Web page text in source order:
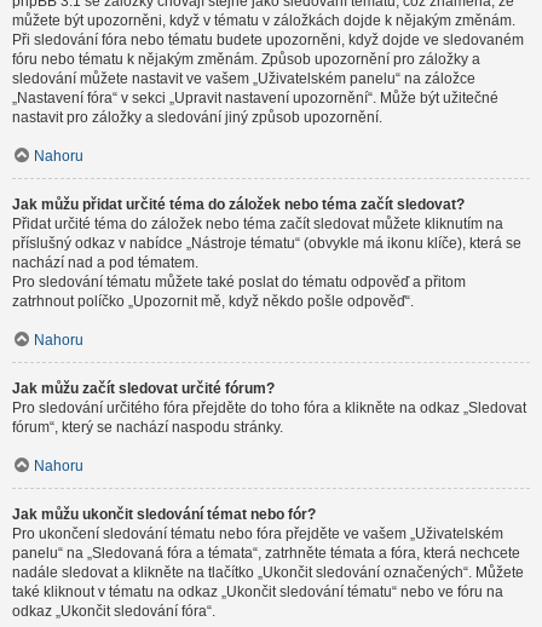
můžete být upozorněni, když v tématu v záložkách dojde k nějakým změnám.
Při sledování fóra nebo tématu budete upozorněni, když dojde ve sledovaném
fóru nebo tématu k nějakým změnám. Způsob upozornění pro záložky a
sledování můžete nastavit ve vašem „Uživatelském panelu“ na záložce
„Nastavení fóra“ v sekci „Upravit nastavení upozornění“. Může být užitečné
nastavit pro záložky a sledování jiný způsob upozornění.
Nahoru
Jak můžu přidat určité téma do záložek nebo téma začít sledovat?
Přidat určité téma do záložek nebo téma začít sledovat můžete kliknutím na
příslušný odkaz v nabídce „Nástroje tématu“ (obvykle má ikonu klíče), která se
nachází nad a pod tématem.
Pro sledování tématu můžete také poslat do tématu odpověď a přitom
zatrhnout políčko „Upozornit mě, když někdo pošle odpověď“.
Nahoru
Jak můžu začít sledovat určité fórum?
Pro sledování určitého fóra přejděte do toho fóra a klikněte na odkaz „Sledovat
fórum“, který se nachází naspodu stránky.
Nahoru
Jak můžu ukončit sledování témat nebo fór?
Pro ukončení sledování tématu nebo fóra přejděte ve vašem „Uživatelském
panelu“ na „Sledovaná fóra a témata“, zatrhněte témata a fóra, která nechcete
nadále sledovat a klikněte na tlačítko „Ukončit sledování označených“. Můžete
také kliknout v tématu na odkaz „Ukončit sledování tématu“ nebo ve fóru na
odkaz „Ukončit sledování fóra“.